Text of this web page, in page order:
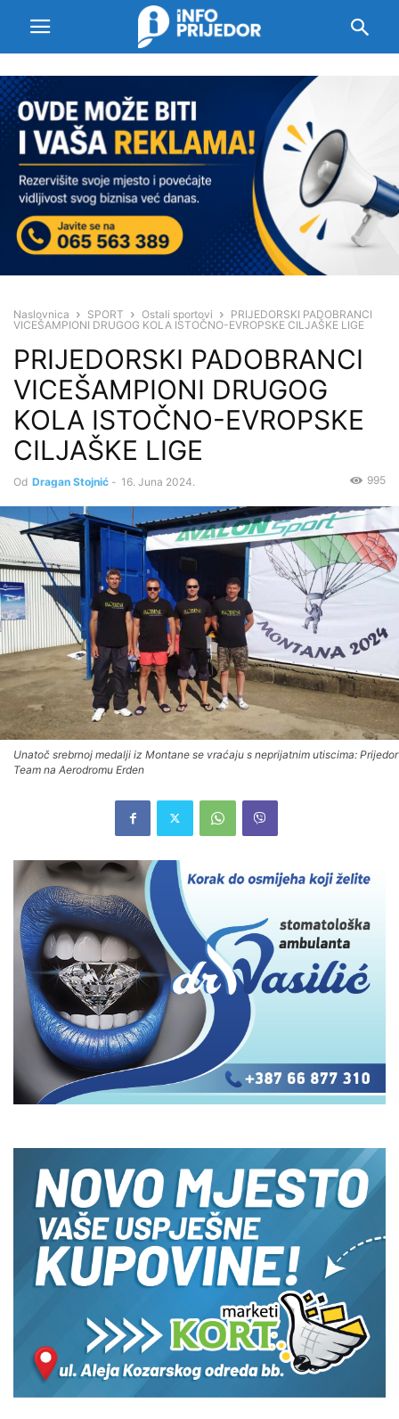
Naslovnica SPORT Ostali sportovi
PRIJEDORSKI PADOBRANCI
VICEŠAMPIONI DRUGOG KOLA ISTOČNO-EVROPSKE CILJAŠKE LIGE
PRIJEDORSKI PADOBRANCI
VICEŠAMPIONI DRUGOG
KOLA ISTOČNO-EVROPSKE
CILJAŠKE LIGE
Od Dragan Stojnić - 16. Juna 2024. 995
Unatoč srebrnoj medalji iz Montane se vraćaju s neprijatnim utiscima: Prijedor
Team na Aerodromu Erden